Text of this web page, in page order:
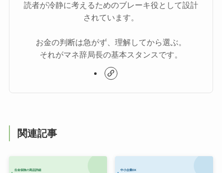
読者が冷静に考えるためのブレーキ役として設計
されています。
お金の判断は急がず、理解してから選ぶ。
それがマネ辞局長の基本スタンスです。
関連記事